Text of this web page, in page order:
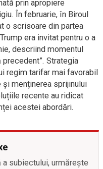
prin apropiere
În februarie, în Biroul
o scrisoare din partea
era invitat pentru o a
descriind momentul
precedent”. Strategia
regim tarifar mai favorabil
și menținerea sprijinului
recente au ridicat
acestei abordări.
subiectului, urmărește